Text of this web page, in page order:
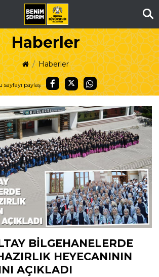
Haberler
Haberler
sayfayı paylaş
BİLGEHANELERDE
HEYECANININ
AÇIKLADI